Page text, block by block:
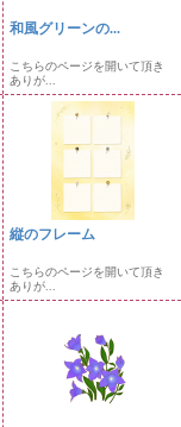
和風グリーンの...
こちらのページを開いて頂き
ありが...
縦のフレーム
こちらのページを開いて頂き
ありが...